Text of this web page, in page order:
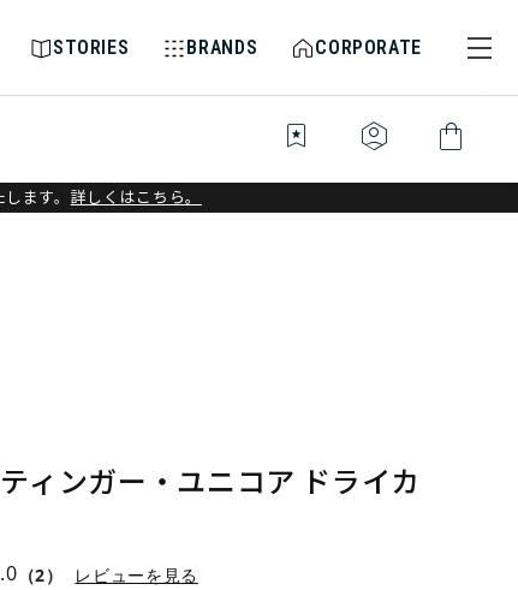
STORIES BRANDS CORPORATE
bookmark_star identity_platform shopping_bag
ます。 詳しくはこちら。
ィンガー・ユニコア ドライカ
（2） レビューを見る